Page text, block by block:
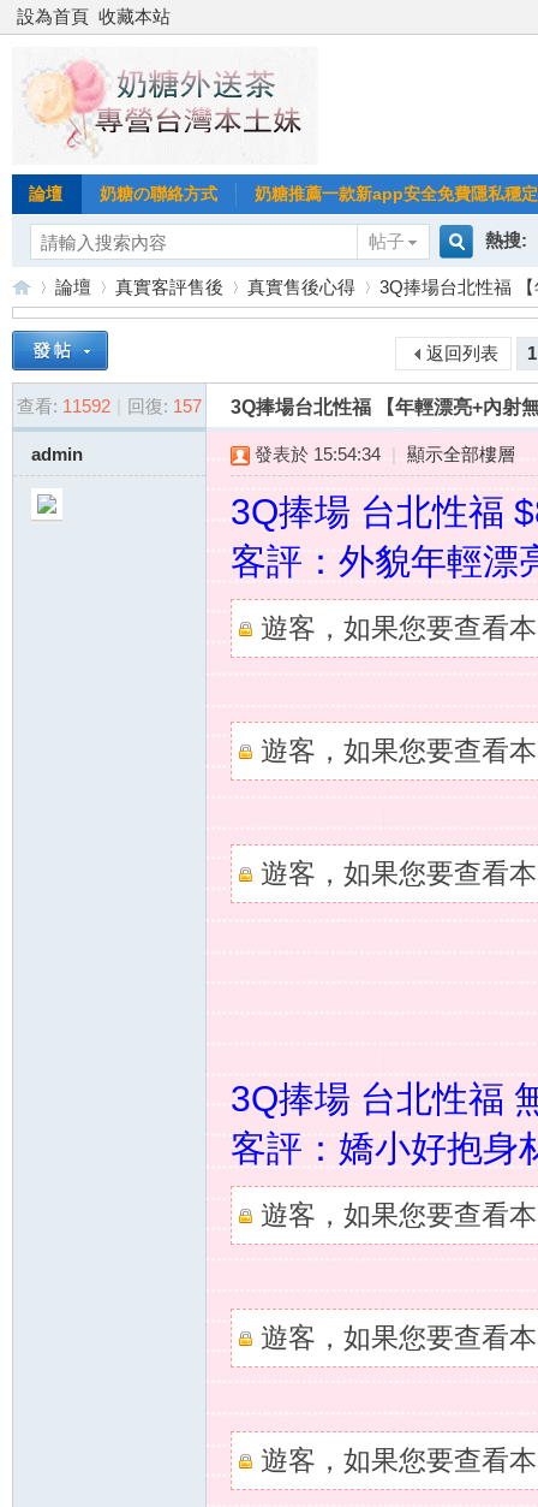
設為首頁 收藏本站
論壇 奶糖の聯絡方式 奶糖推薦一款新app安全免費隱私穩
帖子
搜
索
熱搜:
台北
台灣
台»
論壇
›
真實客評售後
›
真實售後心得
›
3Q捧場台北性福
1
返回列表
查看: 11592 | 回復: 157 3Q捧場台北性福 【年輕漂亮+內射
admin 發表於 15:54:34 | 顯示全部樓層
3Q捧場 台北性福
客評：外貌年輕漂
遊客，如果您要查看
遊客，如果您要查看
遊客，如果您要查看
3Q捧場 台北性福
客評：嬌小好抱身
遊客，如果您要查看
遊客，如果您要查看
遊客，如果您要查看